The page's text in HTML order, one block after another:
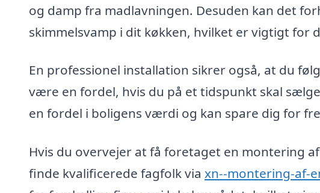
og damp fra madlavningen. Desuden kan det
skimmelsvamp i dit køkken, hvilket er vigtigt for
En professionel installation sikrer også, at du
være en fordel, hvis du på et tidspunkt skal
en fordel i boligens værdi og kan spare dig for
Hvis du overvejer at få foretaget en montering
finde kvalificerede fagfolk via xn--montering-af-